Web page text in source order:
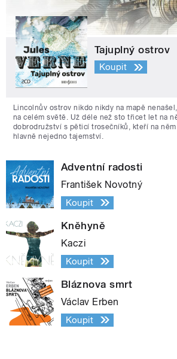
Tajuplný ostrov
Koupit
Lincolnův ostrov nikdo nikdy na mapě
na celém světě. Už déle než sto třicet let na
dobrodružství s pěticí trosečníků, kteří na
hlavně nejedno tajemství.
Adventní radosti
František Novotný
Koupit
Kněhyně
Kaczi
Koupit
Bláznova smrt
Václav Erben
Koupit